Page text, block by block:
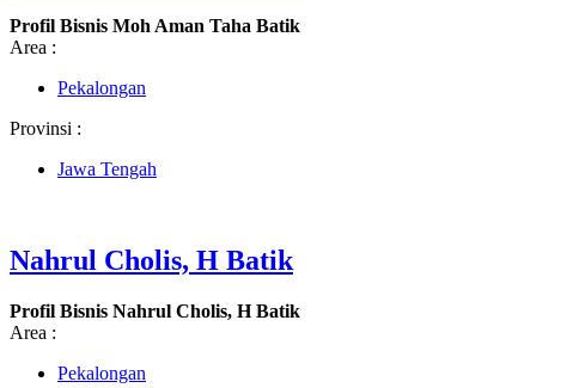
Profil Bisnis Moh Aman Taha Batik
Area :
Pekalongan
Provinsi :
Jawa Tengah
Nahrul Cholis, H Batik
Profil Bisnis Nahrul Cholis, H Batik
Area :
Pekalongan